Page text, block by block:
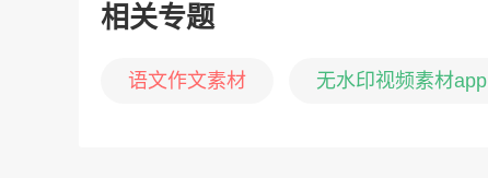
相关专题
语文作文素材 无水印视频素材app